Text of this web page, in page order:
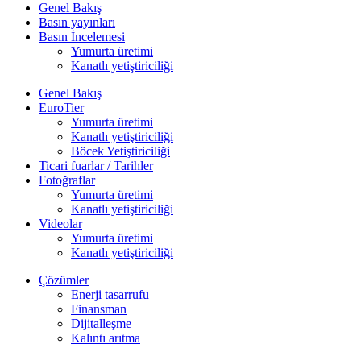
Genel Bakış
Basın yayınları
Basın İncelemesi
Yumurta üretimi
Kanatlı yetiştiriciliği
Genel Bakış
EuroTier
Yumurta üretimi
Kanatlı yetiştiriciliği
Böcek Yetiştiriciliği
Ticari fuarlar / Tarihler
Fotoğraflar
Yumurta üretimi
Kanatlı yetiştiriciliği
Videolar
Yumurta üretimi
Kanatlı yetiştiriciliği
Çözümler
Enerji tasarrufu
Finansman
Dijitalleşme
Kalıntı arıtma